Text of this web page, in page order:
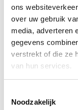
ons
over uw gebruik
media, adverteren
gegevens
verstrekt of die ze
van hun services.
Noodzakelijk
Schryvers kon alvast
want het voorstel van
door Bert Maertens
25 mei 2023 werd het
commissie mobiliteit
De volledige resolutie
Blijf op de